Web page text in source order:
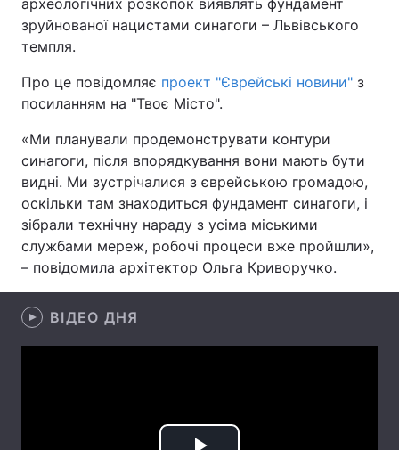
Головна Війна
Економіка Світ
Спорт Наука
Техно і зв'язок Лайт
Зброя Інциденти
Здоров'я Туризм
Статті
археологічних розкопок виявлять фундамент
зруйнованої нацистами синагоги – Львівського
темпля.
Про це повідомляє проект "Єврейські новини" з
посиланням на "Твоє Місто".
«Ми планували продемонструвати контури
синагоги, після впорядкування вони мають бути
видні. Ми зустрічалися з єврейською громадою,
оскільки там знаходиться фундамент синагоги, і
зібрали технічну нараду з усіма міськими
службами мереж, робочі процеси вже пройшли»,
– повідомила архітектор Ольга Криворучко.
ВІДЕО ДНЯ